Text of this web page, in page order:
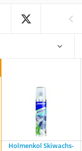
Holmenkol Skiwachs-